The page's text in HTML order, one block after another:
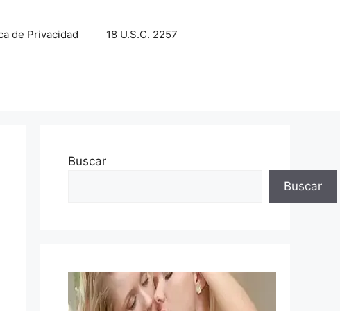
de Privacidad 18 U.S.C. 2257
Buscar
Buscar